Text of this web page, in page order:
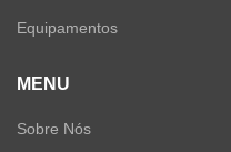
Equipamentos
MENU
Sobre Nós